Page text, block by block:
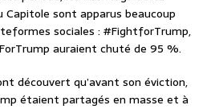
Capitole sont apparus beaucoup
sociales : #FightforTrump,
auraient chuté de 95 %.
découvert qu’avant son éviction,
étaient partagés en masse et à